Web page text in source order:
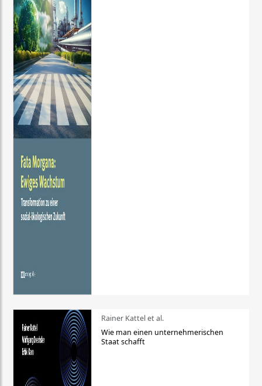
Rainer Kattel et al.
Wie man einen unternehmerischen
Staat schafft